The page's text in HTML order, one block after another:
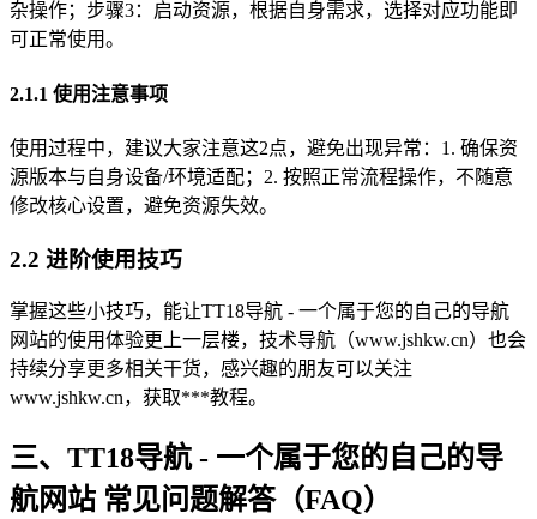
杂操作；步骤3：启动资源，根据自身需求，选择对应功能即
可正常使用。
2.1.1 使用注意事项
使用过程中，建议大家注意这2点，避免出现异常：1. 确保资
源版本与自身设备/环境适配；2. 按照正常流程操作，不随意
修改核心设置，避免资源失效。
2.2 进阶使用技巧
掌握这些小技巧，能让TT18导航 - 一个属于您的自己的导航
网站的使用体验更上一层楼，技术导航（www.jshkw.cn）也会
持续分享更多相关干货，感兴趣的朋友可以关注
www.jshkw.cn，获取***教程。
三、TT18导航 - 一个属于您的自己的导
航网站 常见问题解答（FAQ）